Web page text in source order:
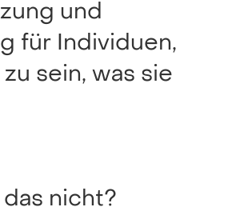
und
für Individuen,
sein, was sie
nicht?